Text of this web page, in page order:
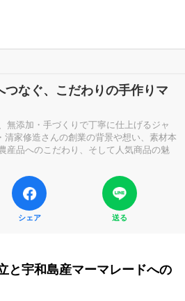
つなぐ、こだわりの手作りマ
無添加・手づくりで丁寧に仕上げるジャ
清家修造さんの創業の背景や想い、素材本
産品へのこだわり、そして人気商品の魅
シェア 送る
と宇和島産マーマレードへの